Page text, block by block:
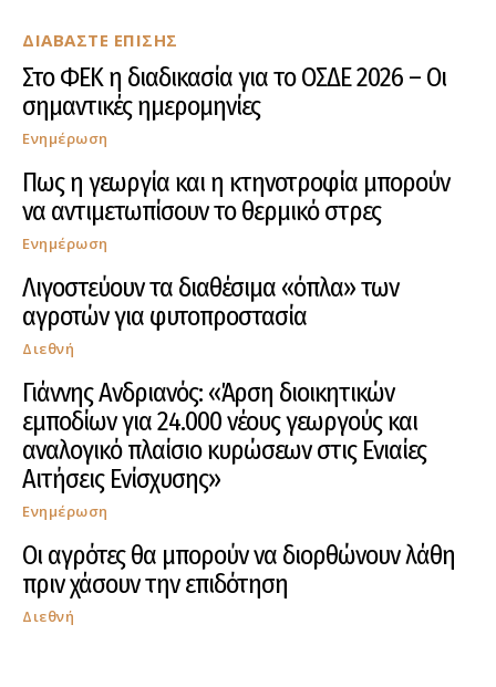
ΔΙΑΒΑΣΤΕ ΕΠΙΣΗΣ
Στο ΦΕΚ η διαδικασία για το ΟΣΔΕ 2026 – Οι
σημαντικές ημερομηνίες
Ενημέρωση
Πως η γεωργία και η κτηνοτροφία μπορούν
να αντιμετωπίσουν το θερμικό στρες
Ενημέρωση
Λιγοστεύουν τα διαθέσιμα «όπλα» των
αγροτών για φυτοπροστασία
Διεθνή
Γιάννης Ανδριανός: «Άρση διοικητικών
εμποδίων για 24.000 νέους γεωργούς και
αναλογικό πλαίσιο κυρώσεων στις Ενιαίες
Αιτήσεις Ενίσχυσης»
Ενημέρωση
Οι αγρότες θα μπορούν να διορθώνουν λάθη
πριν χάσουν την επιδότηση
Διεθνή